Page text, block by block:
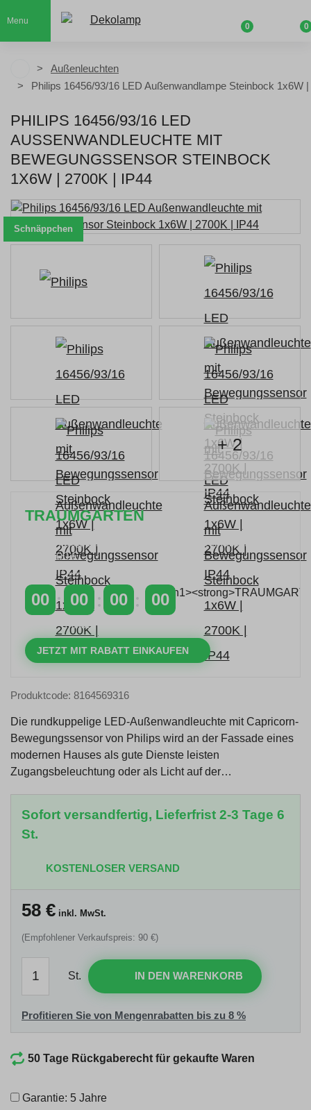
Menu
0 0
Außenleuchten
Philips 16456/93/16 LED Außenwandlampe Steinbock 1x6W
PHILIPS 16456/93/16 LED
AUSSENWANDLEUCHTE MIT B
EWEGUNGSSENSOR STEINBOCK 1
X6W | 2700K | IP44
Schnäppchen
+ 2
TRAUMGARTEN
Zeitlich begrenzter 20 % Rabatt auf Bestellungen
über 400 €
mit dem Code: VIP20AT
00 00
STUNDEN
00 00
JETZT MIT RABATT EINKAUFEN
Produktcode: 8164569316
Die rundkuppelige LED-Außenwandleuchte mit Capricorn-
Bewegungssensor von Philips wird an der Fassade eines
modernen Hauses als gute Dienste leisten
Zugangsbeleuchtung oder als Licht auf der…
Sofort versandfertig, Lieferfrist 2-3 Tage 6
St.
KOSTENLOSER VERSAND
58 € inkl. MwSt.
(Empfohlener Verkaufspreis: 90 €)
St. IN DEN WARENKORB
Profitieren Sie von Mengenrabatten bis zu 8 %
50 Tage Rückgaberecht für gekaufte Waren
Garantie: 5 Jahre